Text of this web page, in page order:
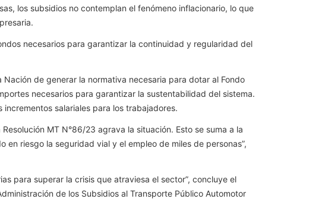
los subsidios no contemplan el fenómeno inflacionario, lo que
necesarios para garantizar la continuidad y regularidad del
de generar la normativa necesaria para dotar al Fondo
necesarios para garantizar la sustentabilidad del sistema.
salariales para los trabajadores.
MT N°86/23 agrava la situación. Esto se suma a la
riesgo la seguridad vial y el empleo de miles de personas”,
para superar la crisis que atraviesa el sector”, concluye el
de los Subsidios al Transporte Público Automotor